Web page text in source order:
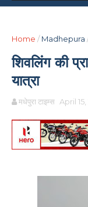
Home / Madhepura
शिवलिंग की
यात्रा
मधेपुरा टाइम्स April 15,